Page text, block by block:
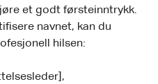
et godt førsteinntrykk.
navnet, kan du
hilsen: